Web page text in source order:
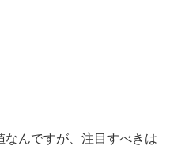
なんですが、注目すべきは